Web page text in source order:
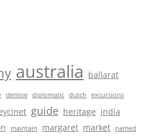
australia ballarat
demise diplomatic dutch excursions
guide heritage india
maintain margaret market named